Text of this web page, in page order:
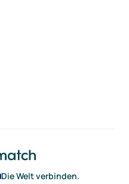
Die Welt verbinden.